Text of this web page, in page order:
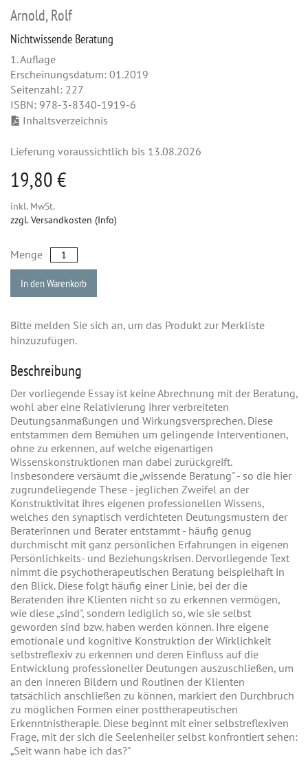
Arnold, Rolf
Nichtwissende Beratung
1. Auflage
Erscheinungsdatum: 01.2019
Seitenzahl: 227
ISBN: 978-3-8340-1919-6
Inhaltsverzeichnis
Lieferung voraussichtlich bis 13.08.2026
19,80 €
inkl. MwSt.
zzgl. Versandkosten (Info)
Menge
In den Warenkorb
Bitte melden Sie sich an, um das Produkt zur Merkliste
hinzuzufügen.
Beschreibung
Der vorliegende Essay ist keine Abrechnung mit der Beratung,
wohl aber eine Relativierung ihrer verbreiteten
Deutungsanmaßungen und Wirkungsversprechen. Diese
entstammen dem Bemühen um gelingende Interventionen,
ohne zu erkennen, auf welche eigenartigen
Wissenskonstruktionen man dabei zurückgreift.
Insbesondere versäumt die „wissende Beratung" - so die hier
zugrundeliegende These - jeglichen Zweifel an der
Konstruktivität ihres eigenen professionellen Wissens,
welches den synaptisch verdichteten Deutungsmustern der
Beraterinnen und Berater entstammt - häufig genug
durchmischt mit ganz persönlichen Erfahrungen in eigenen
Persönlichkeits- und Beziehungskrisen. Dervorliegende Text
nimmt die psychotherapeutischen Beratung beispielhaft in
den Blick. Diese folgt häufig einer Linie, bei der die
Beratenden ihre Klienten nicht so zu erkennen vermögen,
wie diese „sind", sondern lediglich so, wie sie selbst
geworden sind bzw. haben werden können. Ihre eigene
emotionale und kognitive Konstruktion der Wirklichkeit
selbstreflexiv zu erkennen und deren Einfluss auf die
Entwicklung professioneller Deutungen auszuschließen, um
an den inneren Bildern und Routinen der Klienten
tatsächlich anschließen zu können, markiert den Durchbruch
zu möglichen Formen einer posttherapeutischen
Erkenntnistherapie. Diese beginnt mit einer selbstreflexiven
Frage, mit der sich die Seelenheiler selbst konfrontiert sehen:
„Seit wann habe ich das?"